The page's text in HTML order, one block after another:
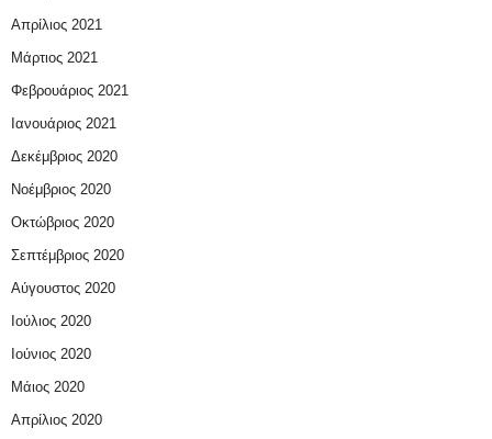
Απρίλιος 2021
Μάρτιος 2021
Φεβρουάριος 2021
Ιανουάριος 2021
Δεκέμβριος 2020
Νοέμβριος 2020
Οκτώβριος 2020
Σεπτέμβριος 2020
Αύγουστος 2020
Ιούλιος 2020
Ιούνιος 2020
Μάιος 2020
Απρίλιος 2020